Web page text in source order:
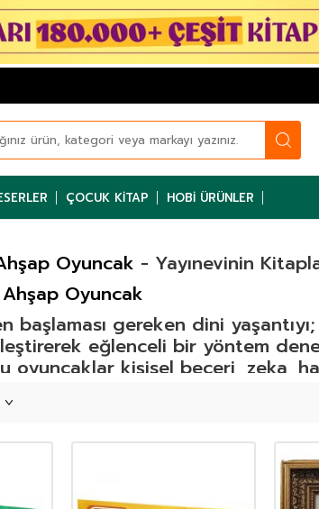
ÇOCUK KITAP HOBI ÜRÜNLER
- Yayınevinin
Oyuncak
Oyuncak
başlaması gereken dini
eğlenceli bir yöntem
oyuncaklar kişisel beceri, zeka,